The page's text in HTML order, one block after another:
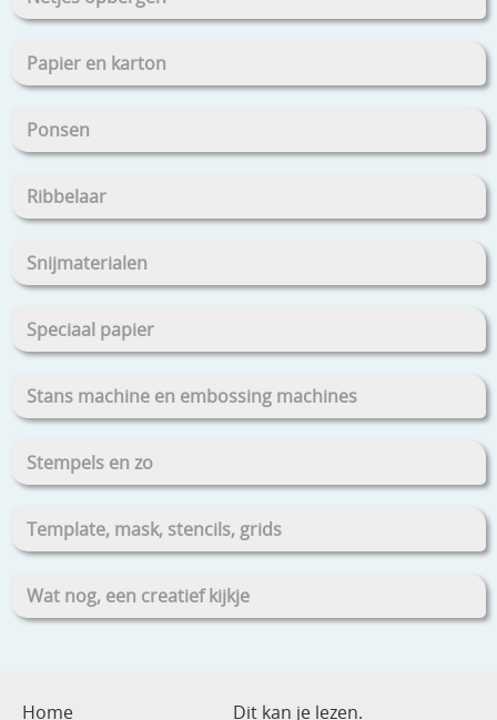
Papier en karton
Ponsen
Ribbelaar
Snijmaterialen
Speciaal papier
Stans machine en embossing machines
Stempels en zo
Template, mask, stencils, grids
Wat nog, een creatief kijkje
Home
Dit kan je lezen.